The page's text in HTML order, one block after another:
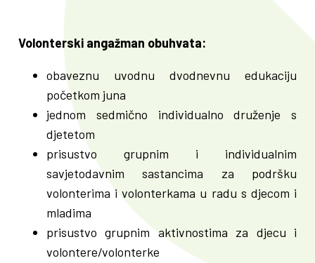
Volonterski angažman obuhvata:
obaveznu uvodnu dvodnevnu edukaciju
početkom juna
jednom sedmično individualno druženje s
djetetom
prisustvo grupnim i individualnim
savjetodavnim sastancima za podršku
volonterima i volonterkama u radu s djecom i
mladima
prisustvo grupnim aktivnostima za djecu i
volontere/volonterke